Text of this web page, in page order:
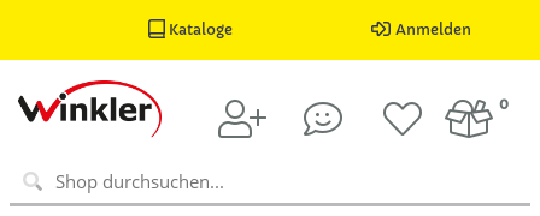
Kataloge Anmelden
0